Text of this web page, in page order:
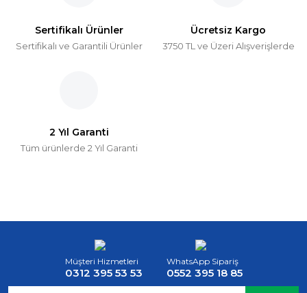
Sertifikalı Ürünler
Sertifikalı ve Garantili Ürünler
Ücretsiz Kargo
3750 TL ve Üzeri Alışverişlerde
2 Yıl Garanti
Tüm ürünlerde 2 Yıl Garanti
Müşteri Hizmetleri
0312 395 53 53
WhatsApp Sipariş
0552 395 18 85